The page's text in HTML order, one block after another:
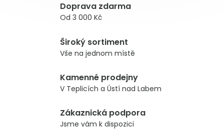
Doprava zdarma
Od 3 000 Kč
Široký sortiment
Vše na jednom místě
Kamenné prodejny
V Teplicích a Ústí nad Labem
Zákaznická podpora
Jsme vám k dispozici